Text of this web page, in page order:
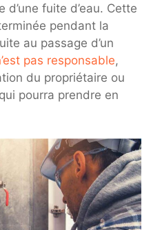
d’une fuite d’eau. Cette
pendant la
au passage d’un
pas responsable,
du propriétaire ou
pourra prendre en